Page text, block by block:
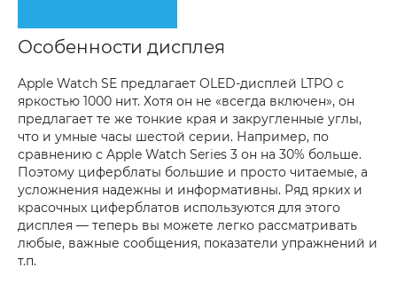
Особенности дисплея
Apple Watch SE предлагает OLED-дисплей LTPO с
яркостью 1000 нит. Хотя он не «всегда включен», он
предлагает те же тонкие края и закругленные углы,
что и умные часы шестой серии. Например, по
сравнению с Apple Watch Series 3 он на 30% больше.
Поэтому циферблаты большие и просто читаемые, а
усложнения надежны и информативны. Ряд ярких и
красочных циферблатов используются для этого
дисплея — теперь вы можете легко рассматривать
любые, важные сообщения, показатели упражнений и
т.п.